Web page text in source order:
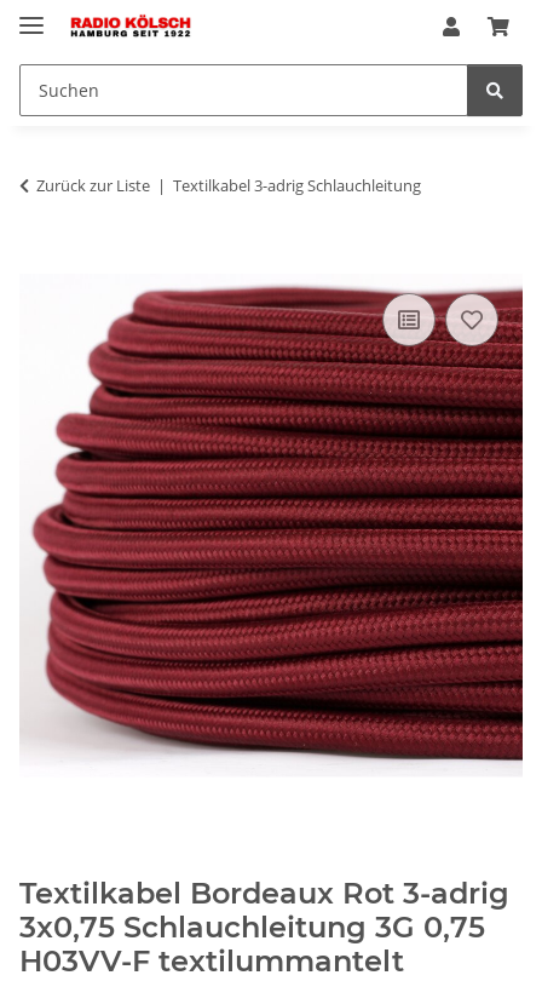
Zurück zur Liste Textilkabel 3-adrig Schlauchleitung
Textilkabel Bordeaux Rot 3-adrig
3x0,75 Schlauchleitung 3G 0,75
H03VV-F textilummantelt